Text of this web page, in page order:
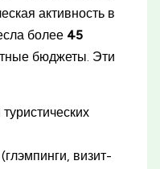
активность в
более 45
бюджеты. Эти
визит-